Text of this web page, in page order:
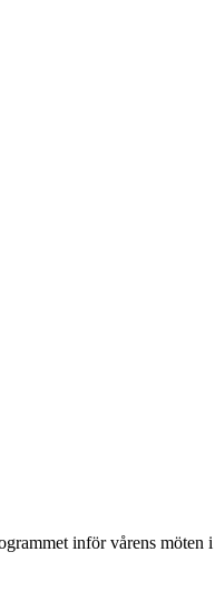
inför vårens